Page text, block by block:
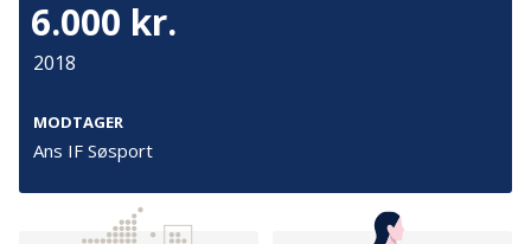
6.000 kr.
2018
MODTAGER
Ans IF Søsport
Tilmeld nyhedsbrev
De seneste nyheder om TrygFondens og TryghedsGruppens
aktiviteter direkte i din indbakke.
Tilmeld